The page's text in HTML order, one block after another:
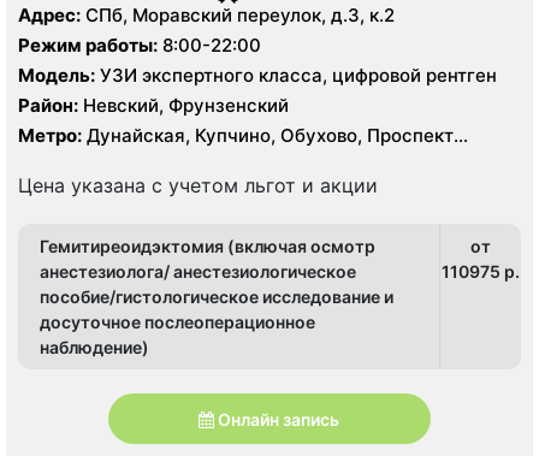
Адрес: СПб, Моравский переулок, д.3, к.2
Режим работы: 8:00-22:00
Модель: УЗИ экспертного класса, цифровой рентген
Район: Невский, Фрунзенский
Метро: Дунайская, Купчино, Обухово, Проспект
Цена указана с учетом льгот и акции
Гемитиреоидэктомия (включая осмотр
анестезиолога/ анестезиологическое
пособие/гистологическое исследование и
досуточное послеоперационное
наблюдение)
от
110975 p.
Онлайн запись